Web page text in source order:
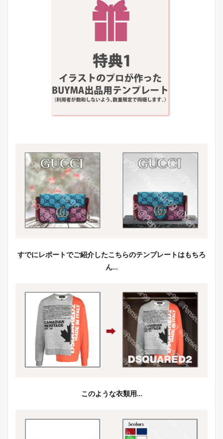
すでにレポートでご紹介したこちらのテンプレートはもちろ
ん…
このような衣類用…